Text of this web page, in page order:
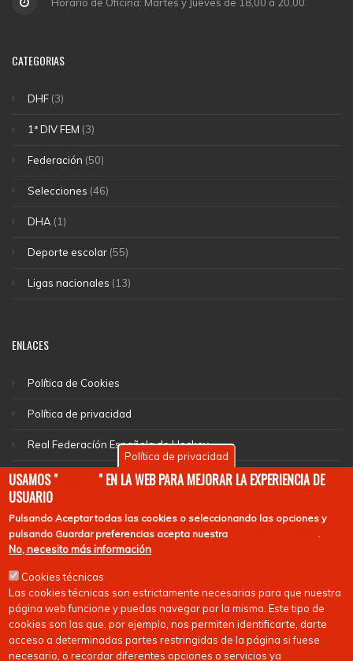
CATEGORIAS
DHF (3)
1ª DIV FEM (3)
Federación (50)
Selecciones (46)
DHA (1)
Deporte escolar (55)
Ligas nacionales (13)
ENLACES
Política de Cookies
Política de privacidad
Real Federacíón Española de Hockey
EuroHockey
Política de privacidad
USAMOS "COOKIES " EN LA WEB PARA MEJORAR LA EXPERIENCIA DE
USUARIO
PulsandoAceptar todas las cookies o seleccionando las opciones y
pulsando Guardar preferencias acepta nuestra .
No, necesito más información
Cookies técnicas
Las cookies técnicas son estrictamente necesarias para que nuestra
página web funcione y puedas navegar por la misma. Este tipo de
cookies son las que, por ejemplo, nos permiten identificarte, darte
acceso a determinadas partes restringidas de la página si fuese
necesario, o recordar diferentes opciones o servicios ya